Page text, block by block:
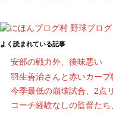
よく読まれている記事
安部の戦力外、後味悪い
羽生善治さんと赤いカープ
今季最低の崩壊試合、2点
コーチ経験なしの監督た